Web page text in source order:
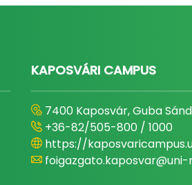
KAPOSVÁRI CAMPUS
7400 Kaposvár, Guba
+36-82/505-800 / 1000
https://